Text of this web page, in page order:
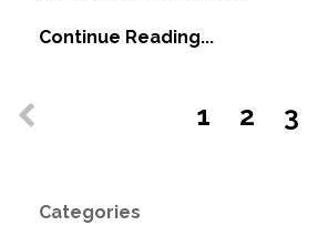
Continue Reading...
1 2 3
Categories